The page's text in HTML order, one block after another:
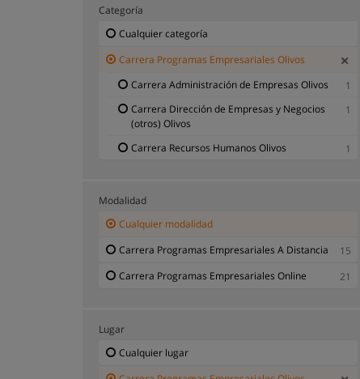
Categoría
Cualquier categoría
Carrera Programas Empresariales Olivos
Carrera Administración de Empresas Olivos
1
Carrera Dirección de Empresas y Negocios
(otros) Olivos
1
Carrera Recursos Humanos Olivos 1
Modalidad
Cualquier modalidad
Carrera Programas Empresariales A Distancia
15
Carrera Programas Empresariales Online
21
Lugar
Cualquier lugar